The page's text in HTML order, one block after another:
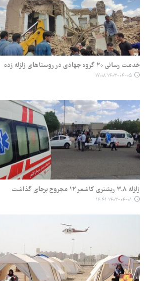
خدمت رسانی ۲۰ گروه جهادی در روستاهای زلزله زده
۱۴۰۳-۰۴-۰۵ ۱۷:۰۸
زلزله ۳.۸ ریشتری کاشمر ۱۲ مجروح برجای گذاشت
۱۴۰۳-۰۴-۰۱ ۱۶:۴۱